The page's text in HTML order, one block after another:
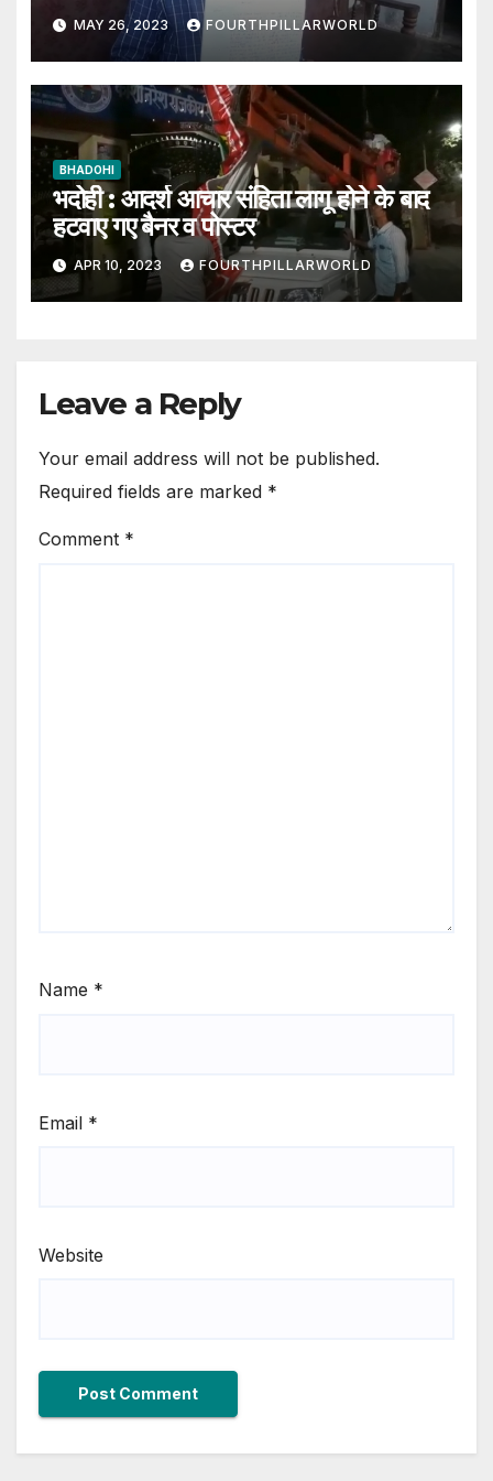
MAY 26, 2023 FOURTHPILLARWORLD
BHADOHI
भदोही : आदर्श आचार संहिता लागू होने के बाद
हटवाए गए बैनर व पोस्टर
APR 10, 2023 FOURTHPILLARWORLD
Leave a Reply
Your email address will not be published.
Required fields are marked *
Comment *
Name *
Email *
Website